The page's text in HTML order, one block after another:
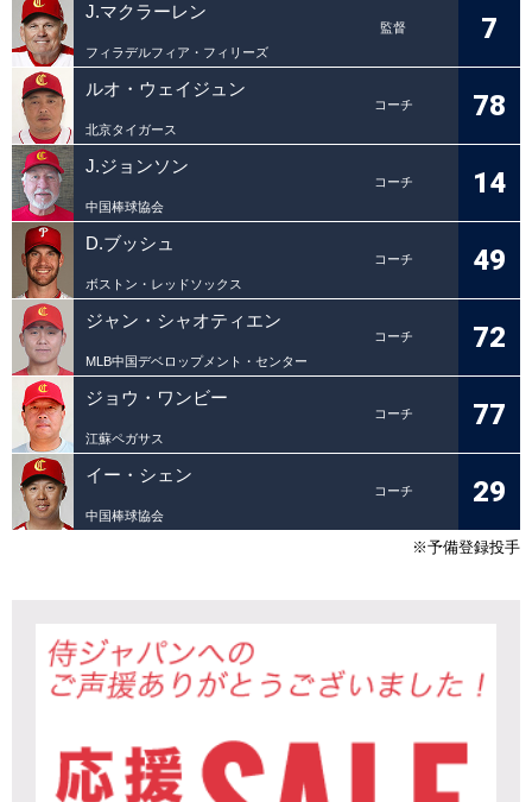
J.マクラーレン
監督
フィラデルフィア・フィリーズ
7
ルオ・ウェイジュン
コーチ
北京タイガース
78
J.ジョンソン
コーチ
中国棒球協会
14
D.ブッシュ
コーチ
ボストン・レッドソックス
49
ジャン・シャオティエン
コーチ
MLB中国デベロップメント・センター
72
ジョウ・ワンビー
コーチ
江蘇ペガサス
77
イー・シェン
コーチ
中国棒球協会
29
※予備登録投手